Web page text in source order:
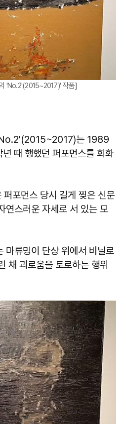
'No.2'(2015~2017)' 작품]
는 1989
때 행했던 퍼포먼스를 회화
포먼스 당시 길게 찢은 신문
연스러운 자세로 서 있는 모
류밍이 단상 위에서 비닐로
채 괴로움을 토로하는 행위